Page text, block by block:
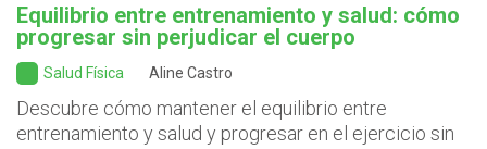
Equilibrio entre entrenamiento y salud: cómo
progresar sin perjudicar el cuerpo
Salud Física Aline Castro
Descubre cómo mantener el equilibrio entre
entrenamiento y salud y progresar en el ejercicio sin